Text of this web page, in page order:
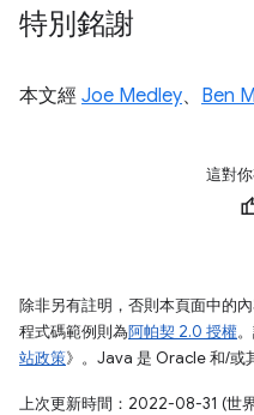
特別銘謝
本文經 Joe Medley、 Ben
這對
除非另有註明，否則本頁面中的
程式碼範例則為阿帕契 2.0 授權
站政策》。Java 是 Oracle 和/或
上次更新時間：2022-08-31 (世界